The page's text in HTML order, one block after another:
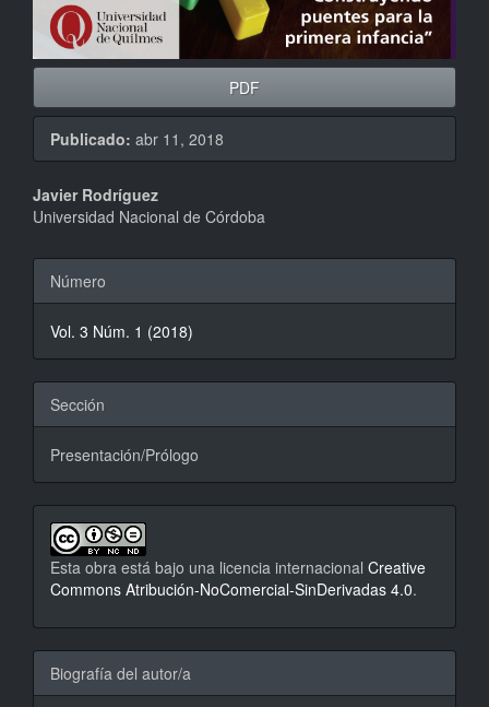
PDF
Publicado: abr 11, 2018
Contenido
principal
del
artículo
Javier Rodríguez
Universidad Nacional de Córdoba
Detalles
del
artículo
Número
Vol. 3 Núm. 1 (2018)
Sección
Presentación/Prólogo
Esta obra está bajo una licencia internacional Creative
Commons Atribución-NoComercial-SinDerivadas 4.0.
Biografía del autor/a